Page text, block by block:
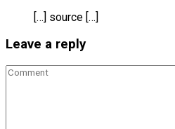
[…] source […]
Leave a reply